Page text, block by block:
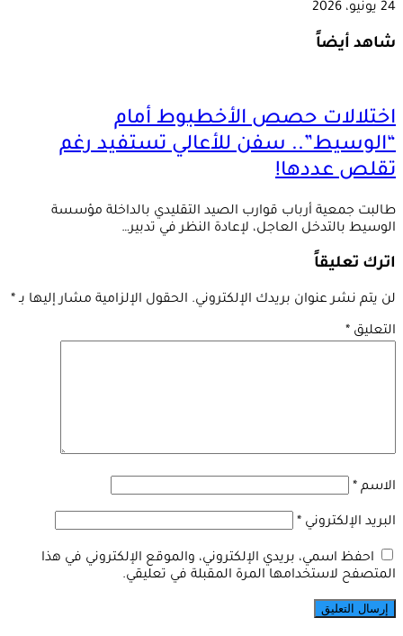
24 يونيو، 2026
شاهد أيضاً
اختلالات حصص الأخطبوط أمام
“الوسيط”.. سفن للأعالي تستفيد رغم
تقلص عددها!
‬الوسيط‭ ‬بالتدخل‭ ‬العاجل،‭ ‬لإعادة‭ ‬النظر‭ ‬في‭ ‬تدبير‭ …
اترك تعليقاً
لن يتم نشر عنوان بريدك الإلكتروني. الحقول الإلزامية مشار إليها بـ*
التعليق *
الاسم *
البريد الإلكتروني *
احفظ اسمي، بريدي الإلكتروني، والموقع الإلكتروني في هذا
المتصفح لاستخدامها المرة المقبلة في تعليقي.